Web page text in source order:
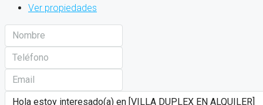
Ver propiedades